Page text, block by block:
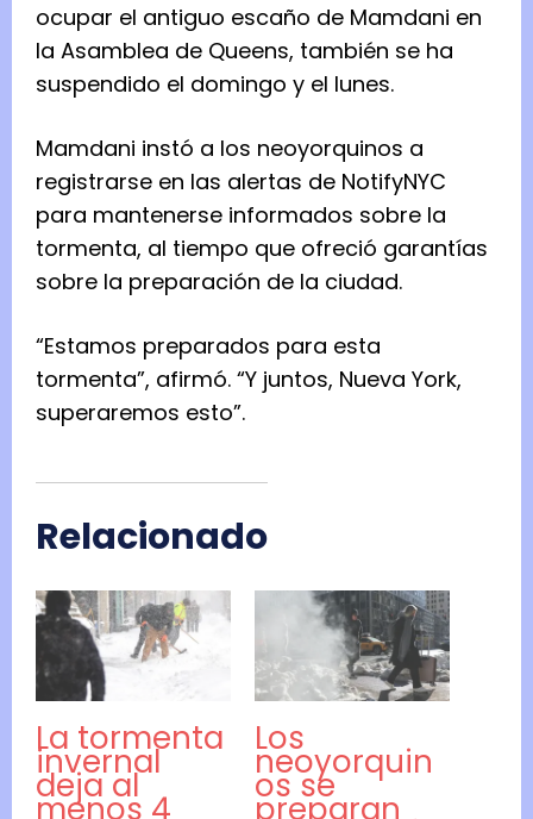
ocupar el antiguo escaño de Mamdani en
la Asamblea de Queens, también se ha
suspendido el domingo y el lunes.
Mamdani instó a los neoyorquinos a
registrarse en las alertas de NotifyNYC
para mantenerse informados sobre la
tormenta, al tiempo que ofreció garantías
sobre la preparación de la ciudad.
“Estamos preparados para esta
tormenta”, afirmó. “Y juntos, Nueva York,
superaremos esto”.
Relacionado
La tormenta
invernal
deja al
menos 4
Los
neoyorquin
os se
preparan